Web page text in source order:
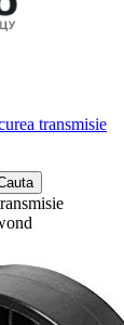
transmisie